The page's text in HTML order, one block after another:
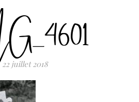
22 juillet 2018